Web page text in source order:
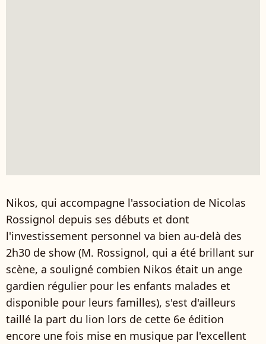
Nikos, qui accompagne l'association de Nicolas
Rossignol depuis ses débuts et dont
l'investissement personnel va bien au-delà des
2h30 de show (M. Rossignol, qui a été brillant sur
scène, a souligné combien Nikos était un ange
gardien régulier pour les enfants malades et
disponible pour leurs familles), s'est d'ailleurs
taillé la part du lion lors de cette 6e édition
encore une fois mise en musique par l'excellent